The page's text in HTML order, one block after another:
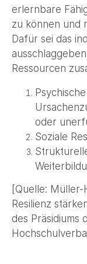
erlernbare
zu können und
Dafür sei das
Ressourcen
oder
Soziale
[Quelle:
Resilienz
des Präsidiums